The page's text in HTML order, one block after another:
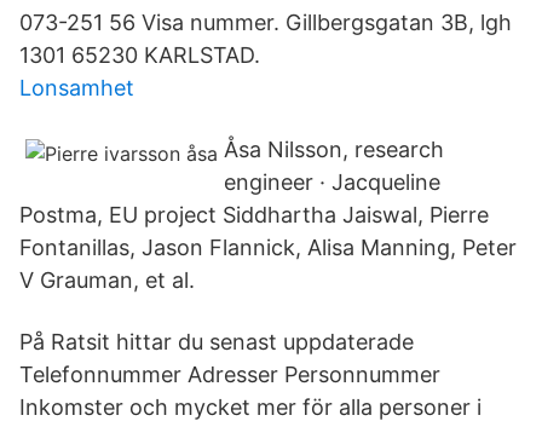
073-251 56 Visa nummer. Gillbergsgatan 3B, lgh
1301 65230 KARLSTAD.
Lonsamhet
Åsa Nilsson, research
engineer · Jacqueline
Postma, EU project Siddhartha Jaiswal, Pierre
Fontanillas, Jason Flannick, Alisa Manning, Peter
V Grauman, et al.
På Ratsit hittar du senast uppdaterade
Telefonnummer Adresser Personnummer
Inkomster och mycket mer för alla personer i